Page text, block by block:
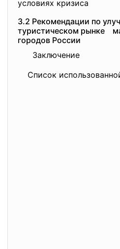
условиях кризиса
3.2 Рекомендации по
туристическом рынке
городов России
Заключение
Список